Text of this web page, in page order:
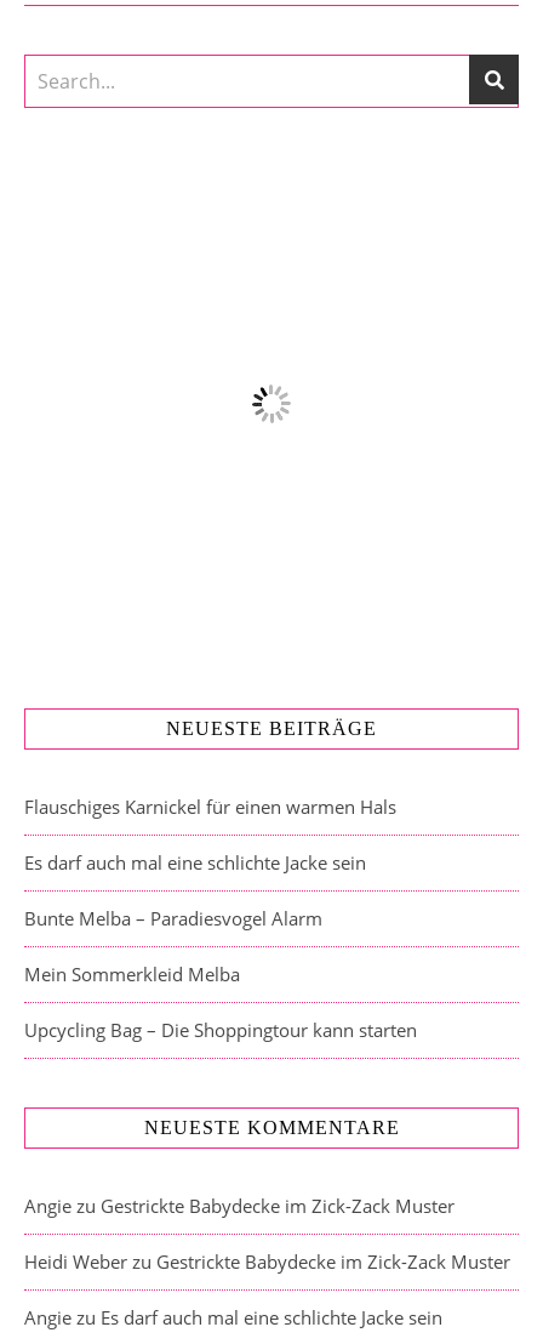
NEUESTE BEITRÄGE
Flauschiges Karnickel für einen warmen Hals
Es darf auch mal eine schlichte Jacke sein
Bunte Melba – Paradiesvogel Alarm
Mein Sommerkleid Melba
Upcycling Bag – Die Shoppingtour kann starten
NEUESTE KOMMENTARE
Angie zu Gestrickte Babydecke im Zick-Zack Muster
Heidi Weber zu Gestrickte Babydecke im Zick-Zack Muster
Angie zu Es darf auch mal eine schlichte Jacke sein